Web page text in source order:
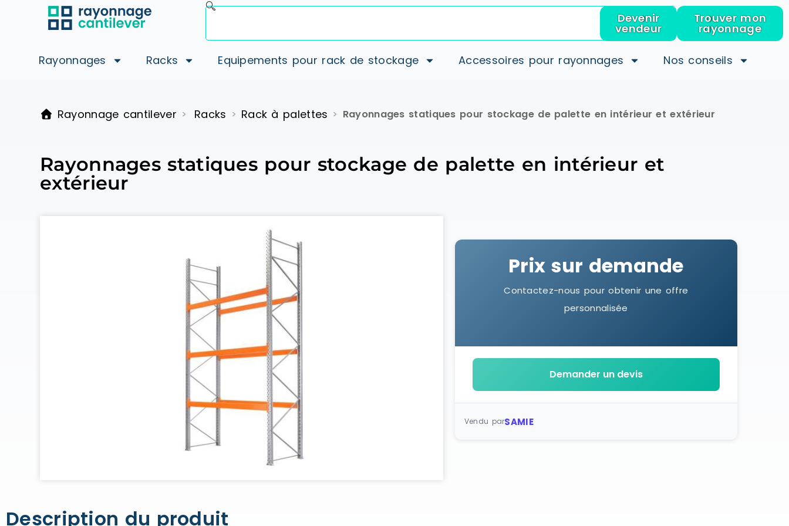
Devenir
vendeur
Trouver mon
rayonnage
Rayonnages Racks Equipements pour rack de stockage Accessoires pour rayonnages Nos conseils
Rayonnage cantilever > Racks > Rack à palettes > Rayonnages statiques pour stockage de palette en intérieur et extérieur
Rayonnages statiques pour stockage de palette en intérieur et
extérieur
Prix sur demande
Contactez-nous pour obtenir une offre
personnalisée
Demander un devis
Vendu parSAMIE
Description du produit